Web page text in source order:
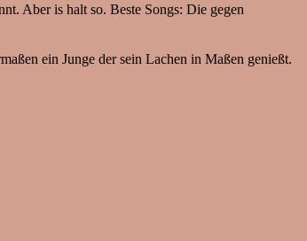
Aber is halt so. Beste Songs: Die gegen
ein Junge der sein Lachen in Maßen genießt.